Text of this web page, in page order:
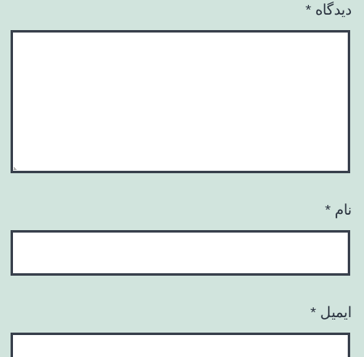
دیدگاه *
نام *
ایمیل *